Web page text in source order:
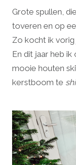
Grote spullen,
toveren en op
Zo kocht ik
En dit jaar heb
mooie houten
kerstboom te